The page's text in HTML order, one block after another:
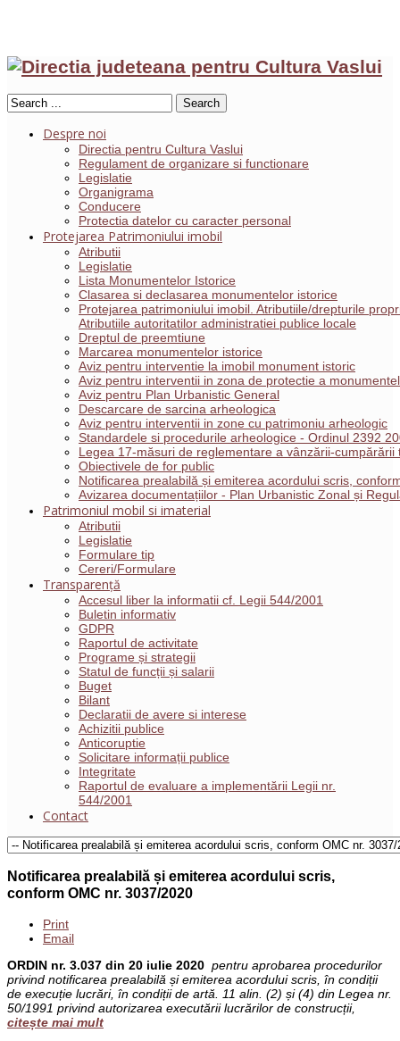
Search
Despre noi
Directia pentru Cultura Vaslui
Regulament de organizare si functionare
Legislatie
Organigrama
Conducere
Protectia datelor cu caracter personal
Protejarea Patrimoniului imobil
Atributii
Legislatie
Lista Monumentelor Istorice
Clasarea si declasarea monumentelor istorice
Protejarea patrimoniului imobil. Atributiile/drepturile
Atributiile autoritatilor administratiei publice locale
Dreptul de preemtiune
Marcarea monumentelor istorice
Aviz pentru interventie la imobil monument istoric
Aviz pentru interventii in zona de protectie a
Aviz pentru Plan Urbanistic General
Descarcare de sarcina arheologica
Aviz pentru interventii in zone cu patrimoniu arheologic
Standardele si procedurile arheologice - Ordinul 2392
Legea 17-măsuri de reglementare a vânzării-cumpărării
Obiectivele de for public
Notificarea prealabilă și emiterea acordului scris,
Avizarea documentațiilor - Plan Urbanistic Zonal și
Patrimoniul mobil si imaterial
Atributii
Legislatie
Formulare tip
Cereri/Formulare
Transparență
Accesul liber la informatii cf. Legii 544/2001
Buletin informativ
GDPR
Raportul de activitate
Programe și strategii
Statul de funcții și salarii
Buget
Bilant
Declaratii de avere si interese
Achizitii publice
Anticoruptie
Solicitare informații publice
Integritate
Raportul de evaluare a implementării Legii nr.
544/2001
Contact
Notificarea prealabilă și emiterea acordului scris,
conform OMC nr. 3037/2020
Print
Email
ORDIN nr. 3.037 din 20 iulie 2020 pentru aprobarea procedurilor
privind notificarea prealabilă și emiterea acordului scris, în condiții
de execuție lucrări, în condiții de artă. 11 alin. (2) și (4) din Legea nr.
50/1991 privind autorizarea executării lucrărilor de construcții,
citește mai mult